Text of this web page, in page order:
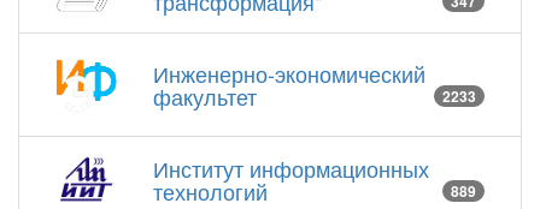
Инженерно-экономический
факультет 2233
Институт информационных
технологий 889